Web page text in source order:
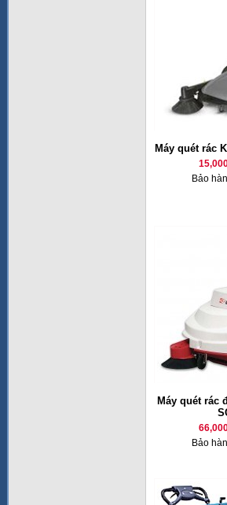
Máy quét rác
Bảo
Máy quét rác
Bảo